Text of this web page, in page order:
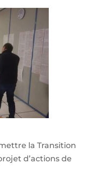
la Transition
d’actions de